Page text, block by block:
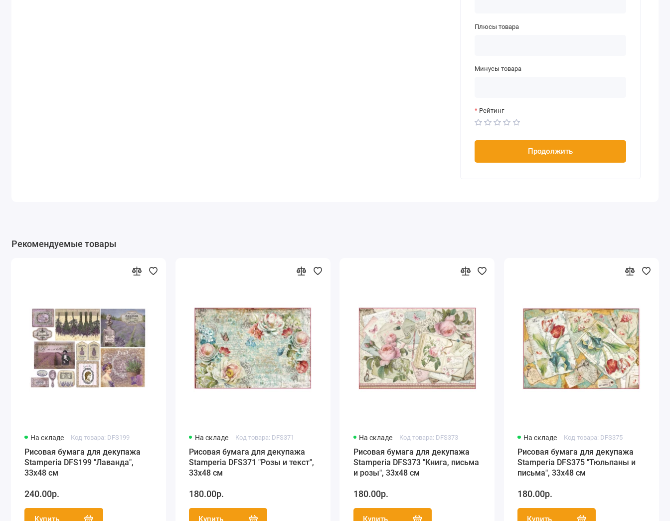
Плюсы товара
Минусы товара
Рейтинг
Продолжить
Рекомендуемые товары
На складе Код товара: DFS199
Рисовая бумага для декупажа
Stamperia DFS199 "Лаванда",
33х48 см
240.00р.
Купить
На складе Код товара: DFS371
Рисовая бумага для декупажа
Stamperia DFS371 "Розы и текст",
33х48 см
180.00р.
Купить
На складе Код товара: DFS373
Рисовая бумага для декупажа
Stamperia DFS373 "Книга, письма
и розы", 33х48 см
180.00р.
Купить
На складе Код товара: DFS375
Рисовая бумага для декупажа
Stamperia DFS375 "Тюльпаны и
письма", 33х48 см
180.00р.
Купить